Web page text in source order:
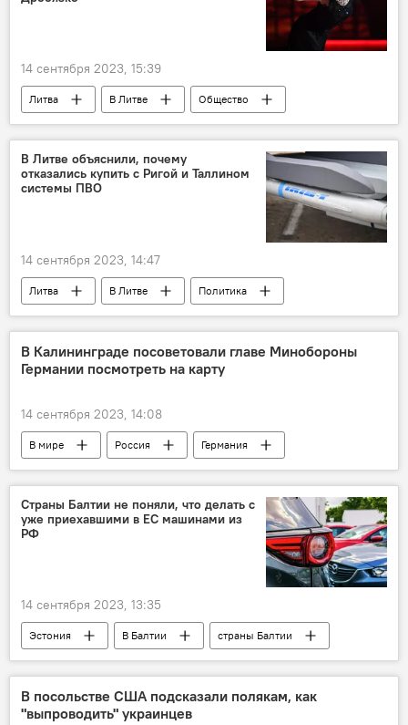
14 сентября 2023, 15:39
Литва В Литве
Общество
гражданство
гражданство Литвы
Гитанас Науседа
Ингрида Шимоните
Лишение фигуристки Дробязко гражданства Литвы
В Литве объяснили, почему
отказались купить с Ригой и Таллином
системы ПВО
14 сентября 2023, 14:47
Литва В Литве
Политика
Рига
Таллин
Латвия
Эстония
закупки
ПВО
В Калининграде посоветовали главе Минобороны
Германии посмотреть на карту
14 сентября 2023, 14:08
В мире Россия
Германия
ФРГ
Калининград
новое название
Политика
Страны Балтии не поняли, что делать с
уже приехавшими в ЕС машинами из
РФ
14 сентября 2023, 13:35
Эстония В Балтии
страны Балтии
Россия
санкции
В посольстве США подсказали полякам, как
"выпроводить" украинцев